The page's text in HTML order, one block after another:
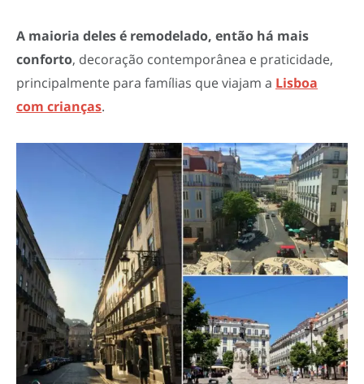
A maioria deles é remodelado, então há mais
conforto, decoração contemporânea e praticidade,
principalmente para famílias que viajam a Lisboa
com crianças.